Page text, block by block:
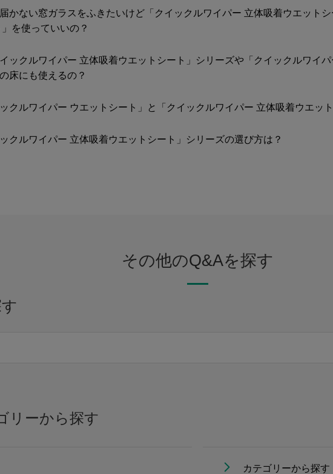
届かない窓ガラスをふきたいけど「クイックルワイパー 立体吸着ウエット
を使っていいの？
イックルワイパー 立体吸着ウエットシート」シリーズや「クイックルワイ
床にも使えるの？
クルワイパー ウエットシート」と「クイックルワイパー 立体吸着ウエッ
クルワイパー 立体吸着ウエットシート」シリーズの選び方は？
その他のQ&Aを探す
リーから探す
カテゴリーから探す